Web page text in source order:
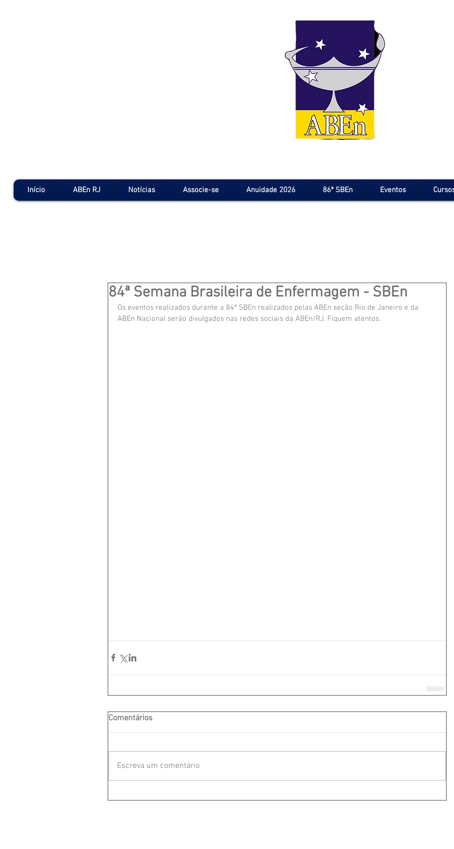
Início ABEn RJ Notícias Associe-se Anuidade 2026 86ª SBEn Eventos
84ª Semana Brasileira de Enfermagem - SBEn
Os eventos realizados durante a 84ª SBEn realizados pelas ABEn seção Rio de Janeiro e da
ABEn Nacional serão divulgados nas redes sociais da ABEn/RJ. Fiquem atentos.
Comentários
Escreva um comentário